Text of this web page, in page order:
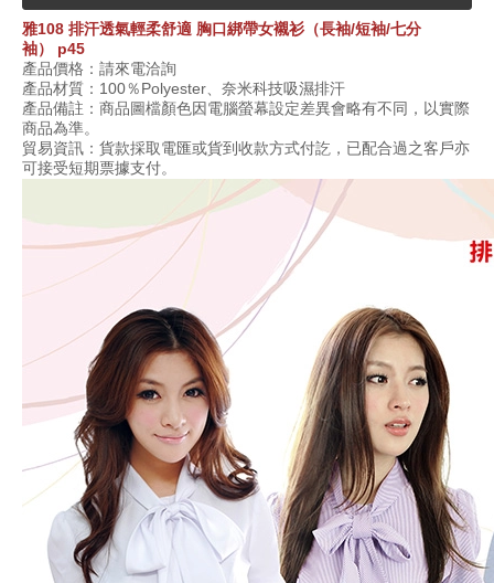
雅108 排汗透氣輕柔舒適 胸口綁帶女襯衫（長袖/短袖/七分
袖）
p45
產品價格：請來電洽詢
產品材質：100％Polyester、奈米科技吸濕排汗
產品備註：商品圖檔顏色因電腦螢幕設定差異會略有不同，以實際
商品為準。
貿易資訊：貨款採取電匯或貨到收款方式付訖，已配合過之客戶亦
可接受短期票據支付。